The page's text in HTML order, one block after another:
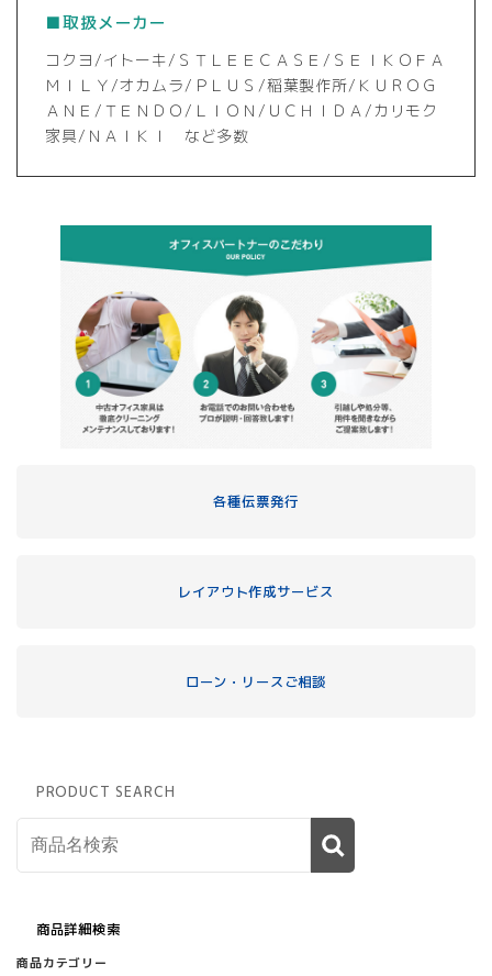
■取扱メーカー
コクヨ/イトーキ/ＳＴＬＥＥＣＡＳＥ/ＳＥＩＫＯＦＡ
ＭＩＬＹ/オカムラ/ＰＬＵＳ/稲葉製作所/ＫＵＲＯＧ
ＡＮＥ/ＴＥＮＤＯ/ＬＩＯＮ/ＵＣＨＩＤＡ/カリモク
家具/ＮＡＩＫＩ など多数
各種伝票発行
レイアウト作成サービス
ローン・リースご相談
PRODUCT SEARCH
商品詳細検索
商品カテゴリー